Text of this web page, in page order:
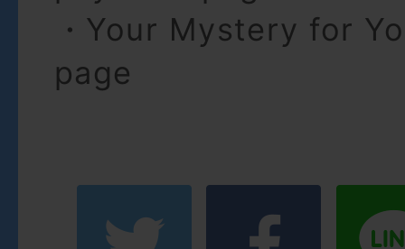
・Your Mystery for
page